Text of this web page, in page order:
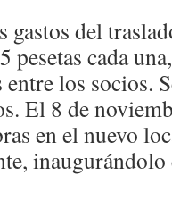
gastos del
pesetas cada
los socios.
El 8 de
en el nuevo